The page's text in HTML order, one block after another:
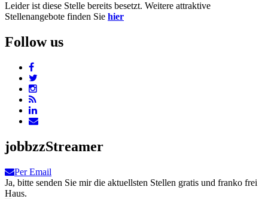
Leider ist diese Stelle bereits besetzt. Weitere attraktive
Stellenangebote finden Sie hier
Follow us
jobbzzStreamer
Per Email
Ja, bitte senden Sie mir die aktuellsten Stellen gratis und franko frei
Haus.